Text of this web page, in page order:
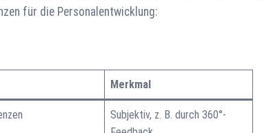
für die Personalentwicklung:
Merkmal
Subjektiv, z. B. durch 360°-